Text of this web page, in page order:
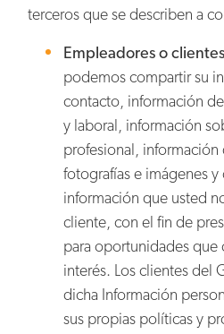
terceros que se describen a
Empleadores o
podemos compartir su
contacto, información
y laboral, información
profesional, información
fotografías e imágenes y
información que usted
cliente, con el fin de
para oportunidades que
interés. Los clientes del
dicha Información
sus propias políticas y